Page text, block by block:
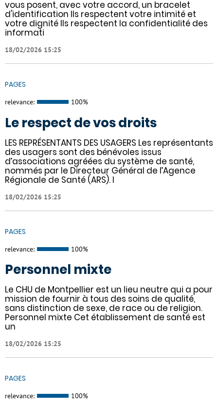
vous posent, avec votre accord, un bracelet
d'identification Ils respectent votre intimité et
votre dignité Ils respectent la confidentialité des
informati
18/02/2026 15:25
PAGES
relevance: 100%
Le respect de vos droits
LES REPRÉSENTANTS DES USAGERS Les représentants
des usagers sont des bénévoles issus
d’associations agréées du système de santé,
nommés par le Directeur Général de l’Agence
Régionale de Santé (ARS). I
18/02/2026 15:25
PAGES
relevance: 100%
Personnel mixte
Le CHU de Montpellier est un lieu neutre qui a pour
mission de fournir à tous des soins de qualité,
sans distinction de sexe, de race ou de religion.
Personnel mixte Cet établissement de santé est
un
18/02/2026 15:25
PAGES
relevance: 100%